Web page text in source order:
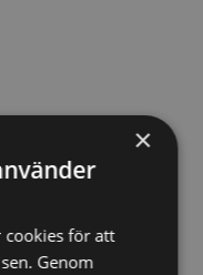
hjälp?
via knappen nedan.
×
cookies för att
Genom